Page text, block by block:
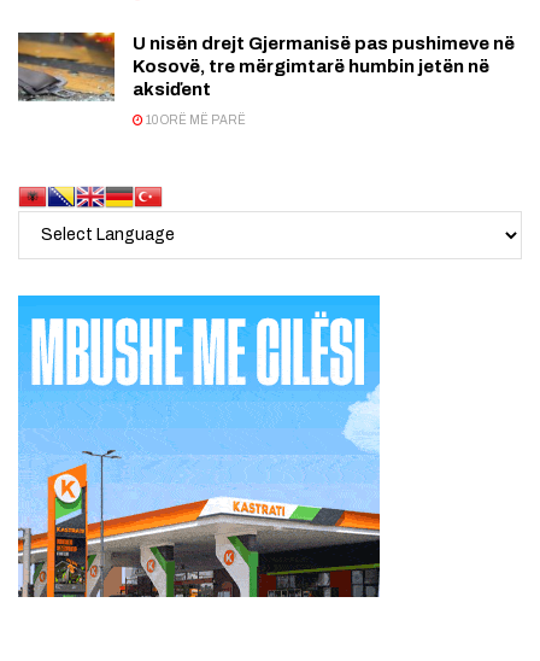
U nisën drejt Gjermanisë pas pushimeve në
Kosovë, tre mërgimtarë humbin jetën në
aksiďent
10 ORË MË PARË